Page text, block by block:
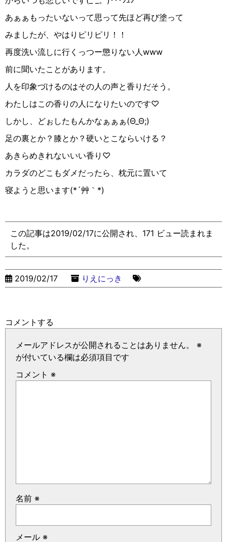
あぁぁもったいないって思って先ほど再び塗って
みましたが、やはりピリピリ！！
再度洗い流しに行くっつー懲りない人www
前に聞いたことがあります。
人を印象づけるのはその人の声と香りだそう。
わたしはこの香りの人になりたいのです♡
しかし、どぉしたもんかなぁぁぁ(Θ_Θ;)
足の裏とか？膝とか？硬いとこならいける？
あきらめきれないいい香り♡
カラダのどこもダメだったら、枕元に置いて
寝ようと思います(*´艸｀*)
この記事は2019/02/17に公開され、171 ビュー読まれま
した。
2019/02/17 りえにっき
コメントする
メールアドレスが公開されることはありません。
※
が付いている欄は必須項目です
コメント ※
名前 ※
メール ※